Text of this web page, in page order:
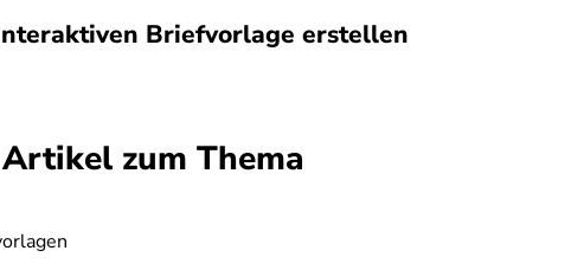
Briefvorlage erstellen
Artikel zum Thema